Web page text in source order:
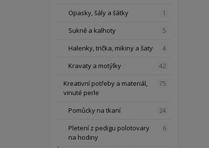
Opasky, šály a šátky 1
Sukně a kalhoty 5
Halenky, trička, mikiny a šaty 4
Kravaty a motýlky 42
Kreativní potřeby a materiál,
vinuté perle
75
Pomůcky na tkaní 24
Pletení z pedigu polotovary
na hodiny
6